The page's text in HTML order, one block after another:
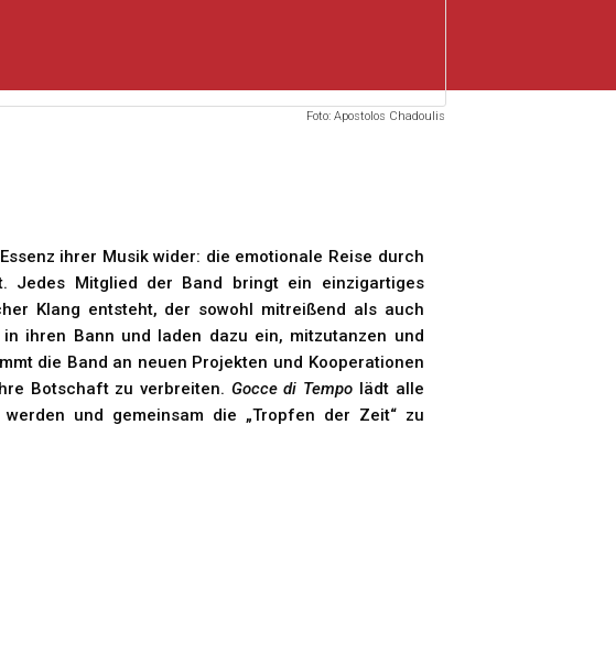
Foto: Apostolos Chadoulis
ihrer Musik wider: die emotionale Reise durch
Jedes Mitglied der Band bringt ein einzigartiges
Klang entsteht, der sowohl mitreißend als auch
ihren Bann und laden dazu ein, mitzutanzen und
die Band an neuen Projekten und Kooperationen
Botschaft zu verbreiten. Gocce di Tempo lädt alle
und gemeinsam die „Tropfen der Zeit“ zu